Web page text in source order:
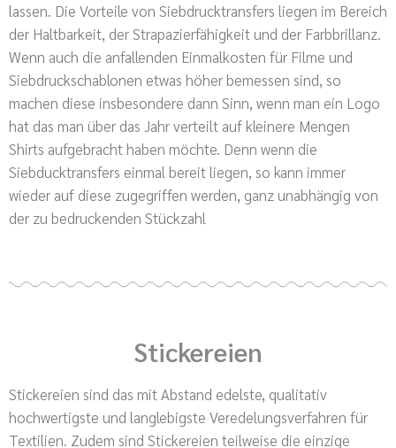
lassen. Die Vorteile von Siebdrucktransfers liegen im Bereich
der Haltbarkeit, der Strapazierfähigkeit und der Farbbrillanz.
Wenn auch die anfallenden Einmalkosten für Filme und
Siebdruckschablonen etwas höher bemessen sind, so
machen diese insbesondere dann Sinn, wenn man ein Logo
hat das man über das Jahr verteilt auf kleinere Mengen
Shirts aufgebracht haben möchte. Denn wenn die
Siebducktransfers einmal bereit liegen, so kann immer
wieder auf diese zugegriffen werden, ganz unabhängig von
der zu bedruckenden Stückzahl
Stickereien
Stickereien sind das mit Abstand edelste, qualitativ
hochwertigste und langlebigste Veredelungsverfahren für
Textilien. Zudem sind Stickereien teilweise die einzige